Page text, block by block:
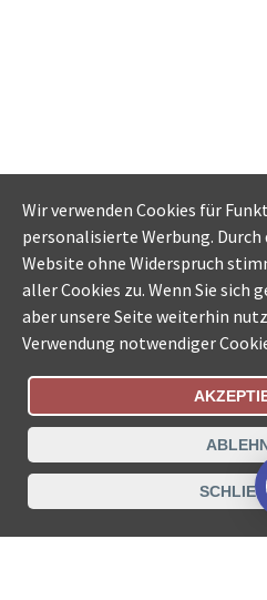
Bestellungsstatus
Datenschutz Impressum
Wir verwenden Cookies für
personalisierte Werbung.
Website ohne Widerspruch
aller Cookies zu. Wenn Sie sich
aber unsere Seite weiterhin
Verwendung notwendiger